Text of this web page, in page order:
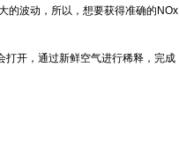
的波动，所以，想要获得准确的NOx
开，通过新鲜空气进行稀释，完成